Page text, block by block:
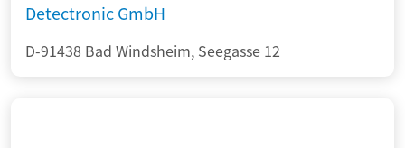
Detectronic GmbH
D-91438 Bad Windsheim, Seegasse 12